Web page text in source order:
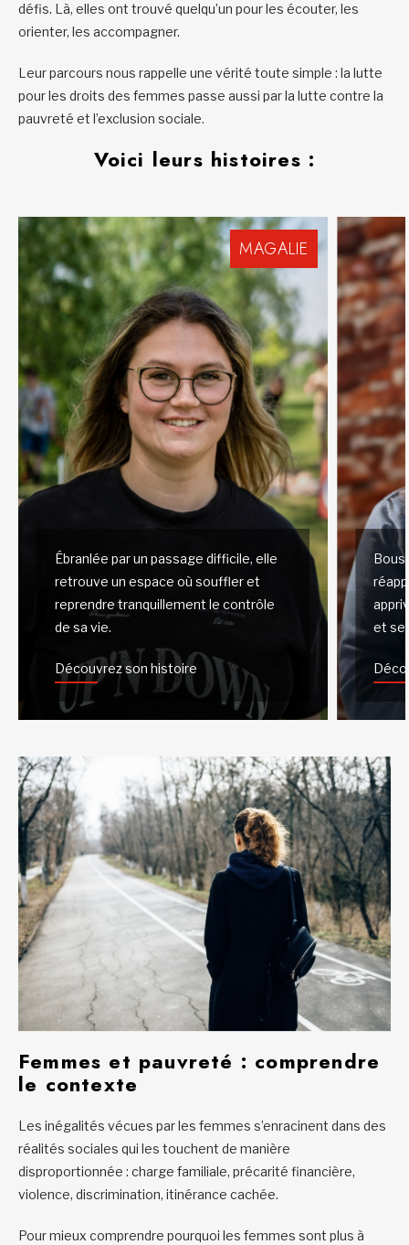
défis. Là, elles ont trouvé quelqu’un pour les écouter, les
orienter, les accompagner.
Leur parcours nous rappelle une vérité toute simple : la lutte
pour les droits des femmes passe aussi par la lutte contre la
pauvreté et l’exclusion sociale.
Voici leurs histoires :
MAGALIE
Ébranlée par un passage difficile, elle
retrouve un espace où souffler et
reprendre tranquillement le contrôle
de sa vie.
Découvrez son histoire
et
Femmes et pauvreté : comprendre
le contexte
Les inégalités vécues par les femmes s’enracinent dans des
réalités sociales qui les touchent de manière
disproportionnée : charge familiale, précarité financière,
violence, discrimination, itinérance cachée.
Pour mieux comprendre pourquoi les femmes sont plus à